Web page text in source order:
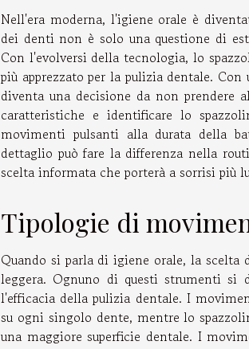
Nell'era moderna, l'igiene orale è
dei denti non è solo una questione di
Con l'evolversi della tecnologia, lo
più apprezzato per la pulizia dentale.
diventa una decisione da non prendere
caratteristiche e identificare lo
movimenti pulsanti alla durata della
dettaglio può fare la differenza nella
scelta informata che porterà a sorrisi più
Tipologie di
Quando si parla di igiene orale, la
leggera. Ognuno di questi strumenti si
l'efficacia della pulizia dentale. I
su ogni singolo dente, mentre lo
una maggiore superficie dentale. I